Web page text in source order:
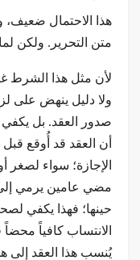
هذا الاحتمال ضعيف،
متن التحرير. ولكن
لأن مثل هذا الشرط
ولا دليل ينهض على
صدور العقد. بل يكفي
أن العقد قد أُوقع
الإجازة؛ سواء لصغر
مضي عامين يرمي إلى
حينها؛ فهذا يكفي
الانتساب كافياً
يُنسب هذا العقد إلى